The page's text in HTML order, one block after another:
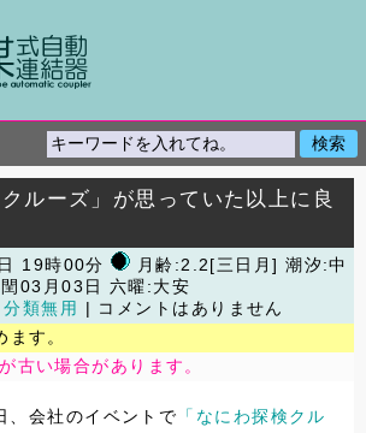
クルーズ」が思っていた以上に良
19時00分
月齢:2.2[三日月] 潮汐:中
03月03日 六曜:大安
分類無用
| コメントはありません
す。
古い場合があります。
、会社のイベントで 「なにわ探検クル